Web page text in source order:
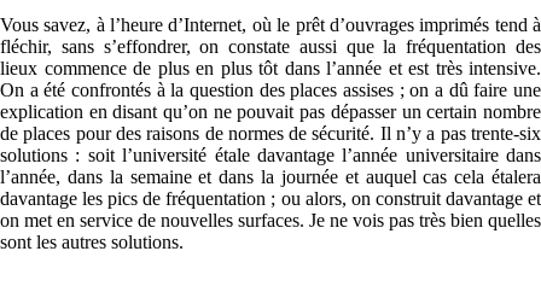
Vous savez, à l’heure d’Internet, où le prêt d’ouvrages imprimés tend à
fléchir, sans s’effondrer, on constate aussi que la fréquentation des
lieux commence de plus en plus tôt dans l’année et est très intensive.
On a été confrontés à la question des places assises ; on a dû faire une
explication en disant qu’on ne pouvait pas dépasser un certain nombre
de places pour des raisons de normes de sécurité. Il n’y a pas trente-six
solutions : soit l’université étale davantage l’année universitaire dans
l’année, dans la semaine et dans la journée et auquel cas cela étalera
davantage les pics de fréquentation ; ou alors, on construit davantage et
on met en service de nouvelles surfaces. Je ne vois pas très bien quelles
sont les autres solutions.